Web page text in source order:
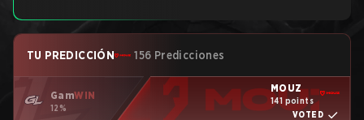
TU PREDICCIÓN 156 Predicciones
GamWIN
12%
MOUZ
141 points
VOTED